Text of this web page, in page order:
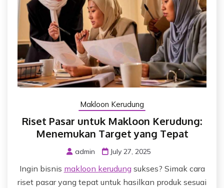
Makloon Kerudung
Riset Pasar untuk Makloon Kerudung:
Menemukan Target yang Tepat
admin July 27, 2025
Ingin bisnis makloon kerudung sukses? Simak cara
riset pasar yang tepat untuk hasilkan produk sesuai